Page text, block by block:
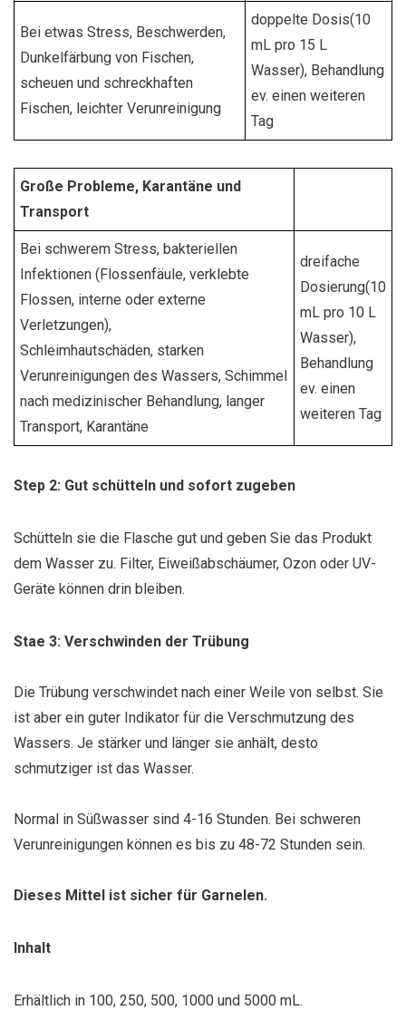
Bei etwas Stress, Beschwerden,
Dunkelfärbung von Fischen,
scheuen und schreckhaften
Fischen, leichter Verunreinigung
doppelte Dosis(10
mL pro 15 L
Wasser), Behandlung
ev. einen weiteren
Tag
Große Probleme, Karantäne und
Transport
Bei schwerem Stress, bakteriellen
Infektionen (Flossenfäule, verklebte
Flossen, interne oder externe
Verletzungen),
Schleimhautschäden, starken
Verunreinigungen des Wassers, Schimmel
nach medizinischer Behandlung, langer
Transport, Karantäne
dreifache
Dosierung(10
mL pro 10 L
Wasser),
Behandlung
ev. einen
weiteren Tag
Step 2: Gut schütteln und sofort zugeben
Schütteln sie die Flasche gut und geben Sie das Produkt
dem Wasser zu. Filter, Eiweißabschäumer, Ozon oder UV-
Geräte können drin bleiben.
Stae 3: Verschwinden der Trübung
Die Trübung verschwindet nach einer Weile von selbst. Sie
ist aber ein guter Indikator für die Verschmutzung des
Wassers. Je stärker und länger sie anhält, desto
schmutziger ist das Wasser.
Normal in Süßwasser sind 4-16 Stunden. Bei schweren
Verunreinigungen können es bis zu 48-72 Stunden sein.
Dieses Mittel ist sicher für Garnelen.
Inhalt
Erhältlich in 100, 250, 500, 1000 und 5000 mL.